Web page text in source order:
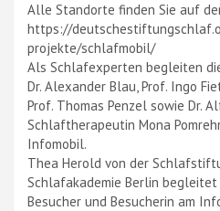
Alle Standorte finden Sie auf
https://
projekte/schlafmobil/
Als Schlafexperten begleiten
Dr. Alexander Blau, Prof. Ingo
Prof. Thomas Penzel sowie Dr.
Schlaftherapeutin Mona
Infomobil.
Thea Herold von der
Schlafakademie Berlin
Besucher und Besucherin am